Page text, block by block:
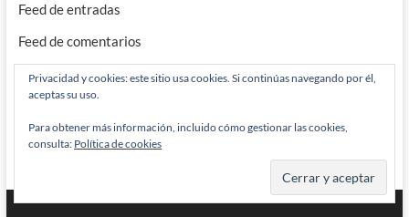
Feed de entradas
Feed de comentarios
WordPress.org
Privacidad y cookies: este sitio usa cookies. Si continúas navegando por él,
aceptas su uso.
Para obtener más información, incluido cómo gestionar las cookies,
consulta: Política de cookies